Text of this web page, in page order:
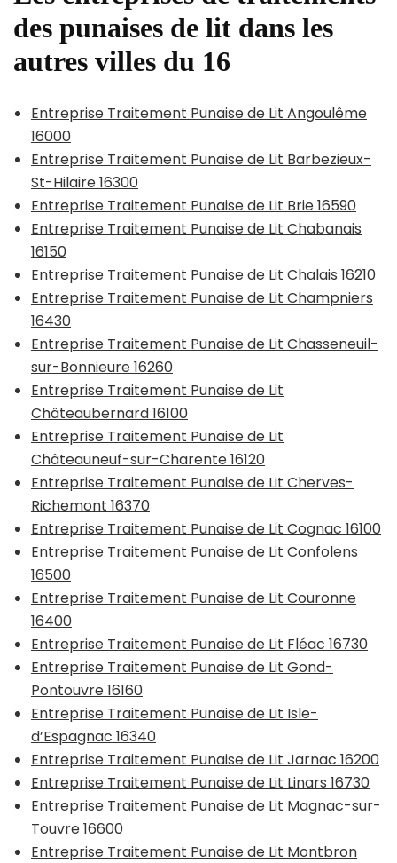
des punaises de lit dans les
autres villes du 16
Entreprise Traitement Punaise de Lit Angoulême
16000
Entreprise Traitement Punaise de Lit Barbezieux-
St-Hilaire 16300
Entreprise Traitement Punaise de Lit Brie 16590
Entreprise Traitement Punaise de Lit Chabanais
16150
Entreprise Traitement Punaise de Lit Chalais 16210
Entreprise Traitement Punaise de Lit Champniers
16430
Entreprise Traitement Punaise de Lit Chasseneuil-
sur-Bonnieure 16260
Entreprise Traitement Punaise de Lit
Châteaubernard 16100
Entreprise Traitement Punaise de Lit
Châteauneuf-sur-Charente 16120
Entreprise Traitement Punaise de Lit Cherves-
Richemont 16370
Entreprise Traitement Punaise de Lit Cognac 16100
Entreprise Traitement Punaise de Lit Confolens
16500
Entreprise Traitement Punaise de Lit Couronne
16400
Entreprise Traitement Punaise de Lit Fléac 16730
Entreprise Traitement Punaise de Lit Gond-
Pontouvre 16160
Entreprise Traitement Punaise de Lit Isle-
d’Espagnac 16340
Entreprise Traitement Punaise de Lit Jarnac 16200
Entreprise Traitement Punaise de Lit Linars 16730
Entreprise Traitement Punaise de Lit Magnac-sur-
Touvre 16600
Entreprise Traitement Punaise de Lit Montbron